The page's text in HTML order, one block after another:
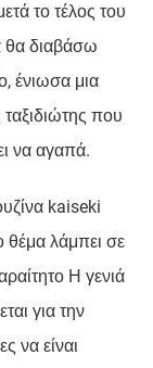
το τέλος του
θα διαβάσω
ένιωσα μια
που
να αγαπά.
kaiseki
θέμα λάμπει σε
Η γενιά
για την
να είναι